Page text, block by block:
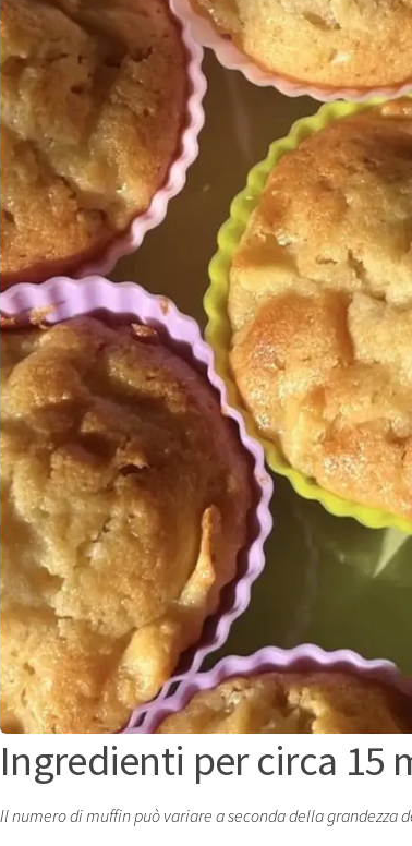
Ingredienti per circa 15
Il numero di muffin può variare a seconda della grandezza